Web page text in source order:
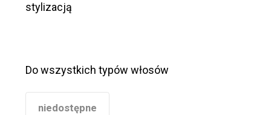
stylizacją
Do wszystkich typów włosów
niedostępne